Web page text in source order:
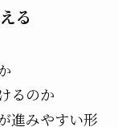
る
るのか
進みやすい形